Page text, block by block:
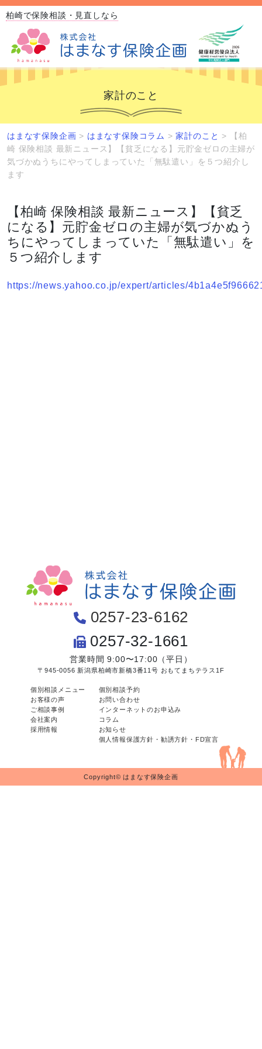
柏崎で保険相談・見直しなら
家計のこと
はまなす保険企画 > はまなす保険コラム >家計のこと >
【柏
崎 保険相談 最新ニュース】【貧乏になる】元貯金ゼロの主婦が
気づかぬうちにやってしまっていた「無駄遣い」を５つ紹介し
ます
【柏崎 保険相談 最新ニュース】【貧乏
になる】元貯金ゼロの主婦が気づかぬう
ちにやってしまっていた「無駄遣い」を
５つ紹介します
https://news.yahoo.co.jp/expert/articles/
0257-23-6162
0257-32-1661
営業時間 9:00〜17:00（平日）
〒945-0056 新潟県柏崎市新橋3番11号 おもてまちテラス1F
個別相談メニュー
お客様の声
ご相談事例
会社案内
採用情報
個別相談予約
お問い合わせ
インターネットのお申込み
コラム
お知らせ
個人情報保護方針・勧誘方針・FD宣言
Copyright© はまなす保険企画